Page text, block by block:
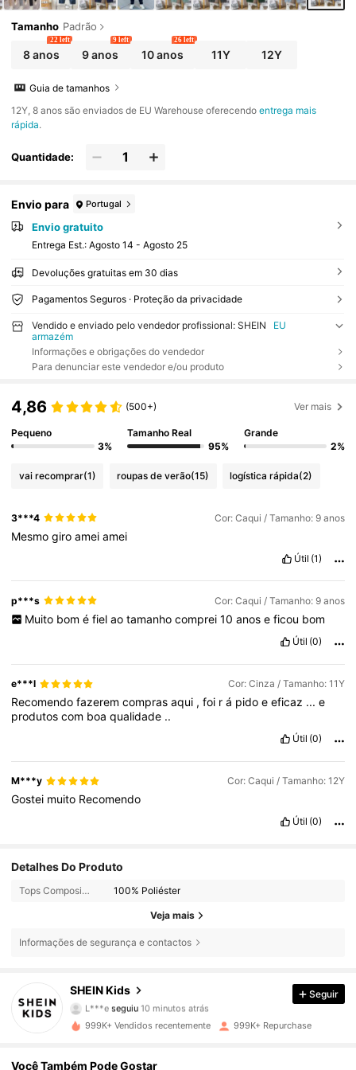
Tamanho Padrão
8 anos
22 left
9 anos
9 left
10 anos
26 left
11Y 12Y
Guia de tamanhos
​12Y, 8 anos são enviados de EU Warehouse oferecendoentrega mais
rápida.
Quantidade:
Envio para Portugal
Envio gratuito
Entrega Est.: Agosto 14 - Agosto 25
Devoluções gratuitas em 30 dias
Pagamentos Seguros · Proteção da privacidade
Vendido e enviado pelo vendedor profissional: SHEIN
EU
armazém
Informações e obrigações do vendedor
Para denunciar este vendedor e/ou produto
4,86 (500+) Ver mais
Pequeno
3%
Tamanho Real
95%
Grande
2%
vai recomprar(1) roupas de verão(15) logística rápida(2)
3***4 Cor: Caqui / Tamanho: 9 anos
Mesmogiroameiamei
Útil (1)
p***s Cor: Caqui / Tamanho: 9 anos
Muito bom é fiel ao tamanho comprei 10 anos e ficou bom
Útil (0)
e***l Cor: Cinza / Tamanho: 11Y
Recomendofazeremcomprasaqui ,foi rá pidoeeficaz ...e
produtoscom boaqualidade ..
Útil (0)
M***y Cor: Caqui / Tamanho: 12Y
Gostei muito Recomendo
Útil (0)
Detalhes Do Produto
Tops Composição: 100% Poliéster
Veja mais
Informações de segurança e contactos
SHEIN Kids
seguiu
v***n está a navegar
4,89
808K Seguidores
Seguir
999K+ Vendidos recentemente 999K+ Repurchase
Você Também Pode Gostar